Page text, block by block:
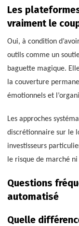
Les
vraiment le
Oui, à condition
outils comme un
baguette magique.
la couverture
émotionnels et
Les approches
discrétionnaire sur le
investisseurs
le risque de marché
Questions
automatisé
Quelle